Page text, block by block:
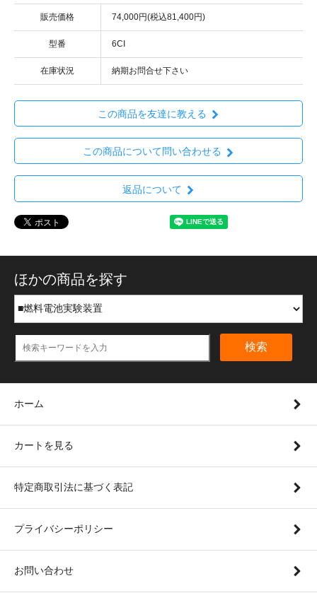
販売価格 74,000円(税込81,400円)
型番 6CI
在庫状況 納期お問合せ下さい
この商品を友達に教える
この商品について問い合わせる
返品について
ほかの商品を探す
検索
ホーム
カートを見る
特定商取引法に基づく表記
プライバシーポリシー
お問い合わせ